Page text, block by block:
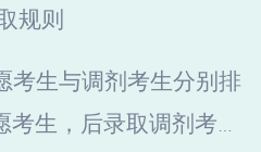
规则
考生与调剂考生分别排
考生，后录取调剂考